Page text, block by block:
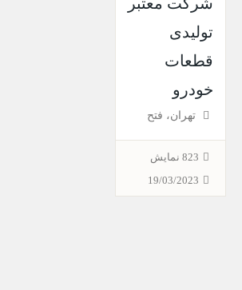
تولیدی
قطعات
خودرو
تهران، فتح
823 نمایش
19/03/2023